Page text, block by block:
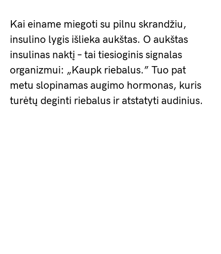
Kai einame miegoti su pilnu skrandžiu,
insulino lygis išlieka aukštas. O aukštas
insulinas naktį – tai tiesioginis signalas
organizmui: „Kaupk riebalus.” Tuo pat
metu slopinamas augimo hormonas, kuris
turėtų deginti riebalus ir atstatyti audinius.